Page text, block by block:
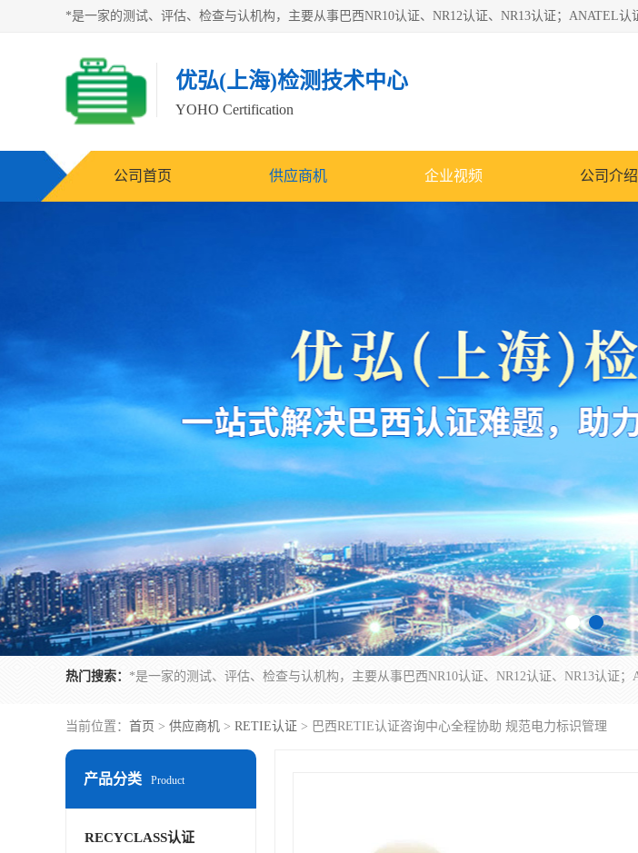
优弘(上海)检测技术中心
YOHO Certification
公司首页 供应商机 企业视频 公司介绍
热门搜索：
当前位置： 首页 > 供应商机 > RETIE认证 > 巴西RETIE认证咨询中心全程协助 规范电力标识管理
产品分类 Product
RECYCLASS认证